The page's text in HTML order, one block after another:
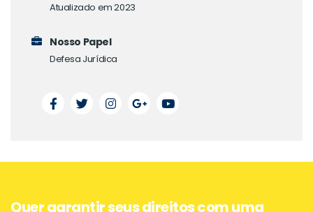
Atualizado em 2023
Nosso Papel
Defesa Jurídica
Quer garantir seus direitos com uma